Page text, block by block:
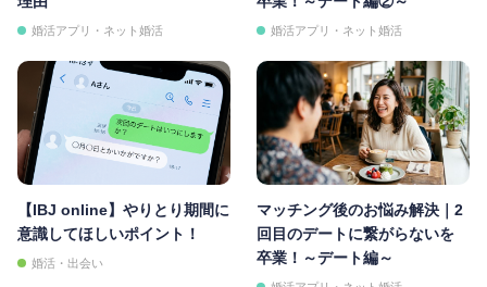
婚活アプリ・ネット婚活 婚活アプリ・ネット婚活
【IBJ online】やりとり期間に
意識してほしいポイント！
婚活・出会い
マッチング後のお悩み解決｜2
回目のデートに繋がらないを
卒業！～デート編～